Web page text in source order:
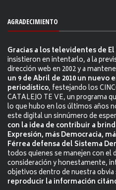
AGRADECIMIENTO
Gracias a los televidentes de
insistieron en intentarlo, a la
dirección web en 2002 y a
un 9 de Abril de 2010 un
periodístico, festejando los
CATALEJO TE VE, un programa
lo que hubo en los últimos años
este digital un sinnúmero de
con la idea de contribuir a
Expresión, más Democracia,
Férrea defensa del Sistema
todos quienes se manejen con
consideración y honestamente,
objetivos dentro de nuestra obvia
reproducir la información